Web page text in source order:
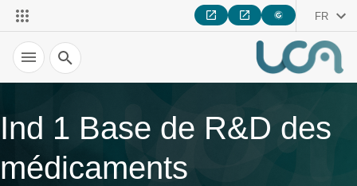
FR
Recherche
Ind 1 Base de R&D des
médicaments